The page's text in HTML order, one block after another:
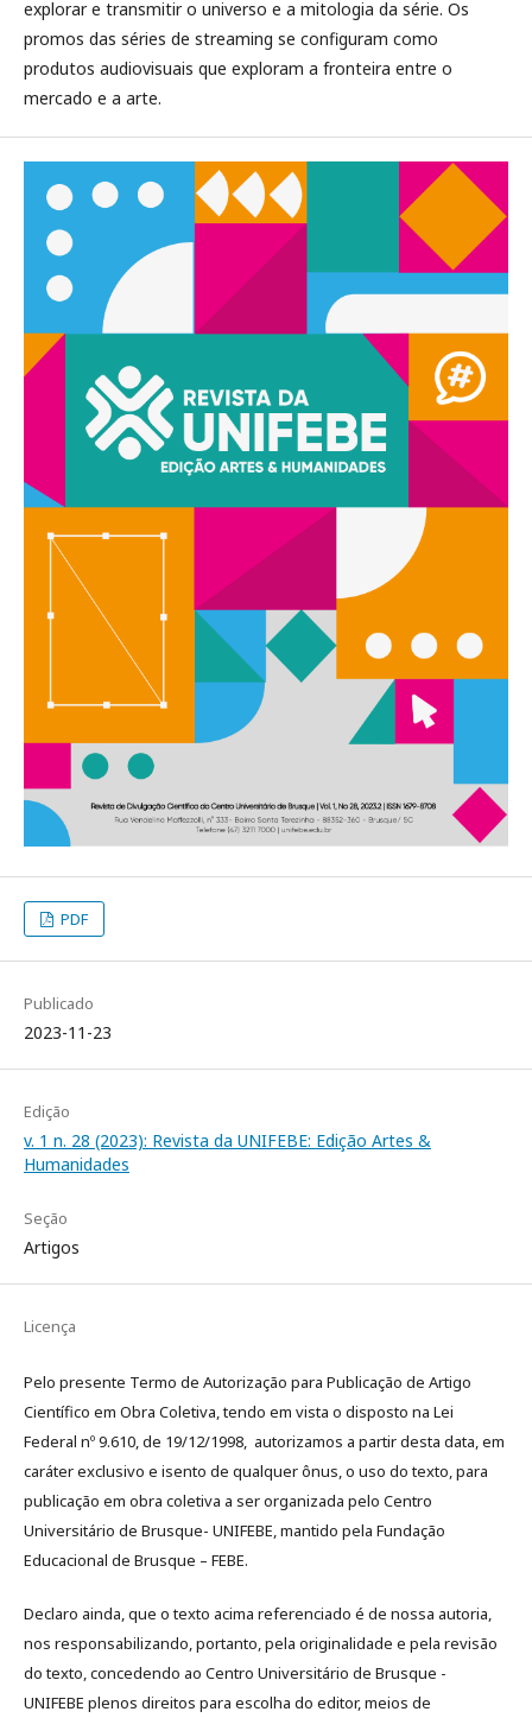
explorar e transmitir o universo e a mitologia da série. Os
promos das séries de streaming se configuram como
produtos audiovisuais que exploram a fronteira entre o
mercado e a arte.
PDF
Publicado
2023-11-23
Edição
v. 1 n. 28 (2023): Revista da UNIFEBE: Edição Artes &
Humanidades
Seção
Artigos
Licença
Pelo presente Termo de Autorização para Publicação de Artigo
Científico em Obra Coletiva, tendo em vista o disposto na Lei
Federal nº 9.610, de 19/12/1998, autorizamos a partir desta data, em
caráter exclusivo e isento de qualquer ônus, o uso do texto, para
publicação em obra coletiva a ser organizada pelo Centro
Universitário de Brusque- UNIFEBE, mantido pela Fundação
Educacional de Brusque – FEBE.
Declaro ainda, que o texto acima referenciado é de nossa autoria,
nos responsabilizando, portanto, pela originalidade e pela revisão
do texto, concedendo ao Centro Universitário de Brusque -
UNIFEBE plenos direitos para escolha do editor, meios de